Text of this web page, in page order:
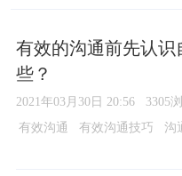
有效的沟通前先认
些？
2021年03月30日 20:56 3305
有效沟通 有效沟通技巧 沟